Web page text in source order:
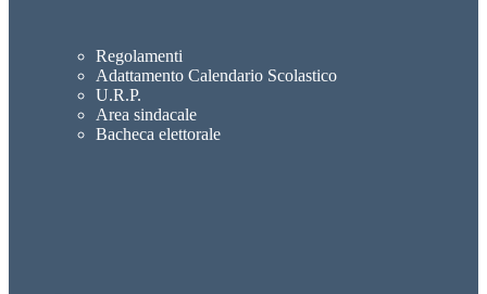
Regolamenti
Adattamento Calendario Scolastico
U.R.P.
Area sindacale
Bacheca elettorale